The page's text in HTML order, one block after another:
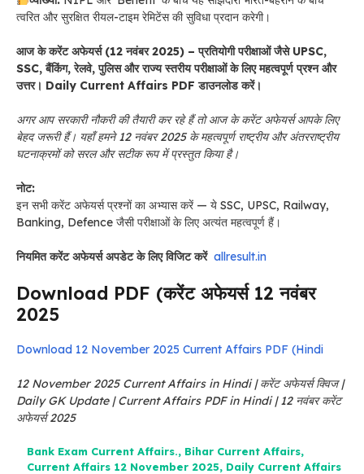
त्वरित और सुरक्षित रीयल-टाइम रेमिटेंस की सुविधा प्रदान करेगी।
आज के करेंट अफेयर्स (12 नवंबर 2025) – प्रतियोगी परीक्षाओं जैसे UPSC,
SSC, बैंकिंग, रेलवे, पुलिस और राज्य स्तरीय परीक्षाओं के लिए महत्वपूर्ण प्रश्न और
उत्तर। Daily Current Affairs PDF डाउनलोड करें।
अगर आप सरकारी नौकरी की तैयारी कर रहे हैं तो आज के करेंट अफेयर्स आपके लिए
बेहद जरूरी हैं। यहाँ हमने 12 नवंबर 2025 के महत्वपूर्ण राष्ट्रीय और अंतरराष्ट्रीय
घटनाक्रमों को सरल और सटीक रूप में प्रस्तुत किया है।
नोट:
इन सभी करेंट अफेयर्स प्रश्नों का अभ्यास करें — ये SSC, UPSC, Railway,
Banking, Defence जैसी परीक्षाओं के लिए अत्यंत महत्वपूर्ण हैं।
नियमित करेंट अफेयर्स अपडेट के लिए विजिट करें allresult.in
Download PDF (करेंट अफेयर्स 12 नवंबर
2025
Download 12 November 2025 Current Affairs PDF (Hindi
12 November 2025 Current Affairs in Hindi | करेंट अफेयर्स क्विज |
Daily GK Update | Current Affairs PDF in Hindi | 12 नवंबर करेंट
अफेयर्स 2025
Bank Exam Current Affairs., Bihar Current Affairs,
Current Affairs 12 November 2025, Daily Current Affairs